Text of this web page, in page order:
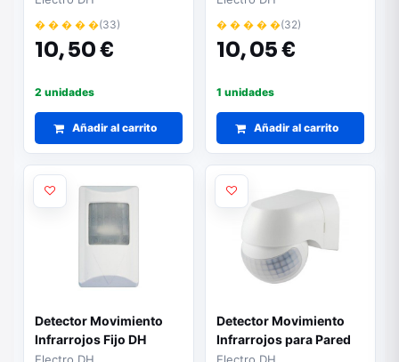
� � � � �(33)
10,50 €
2 unidades
Añadir al carrito
� � � � �(32)
10,05 €
1 unidades
Añadir al carrito
Detector Movimiento
Infrarrojos Fijo DH
Detector Movimiento
Infrarrojos para Pared